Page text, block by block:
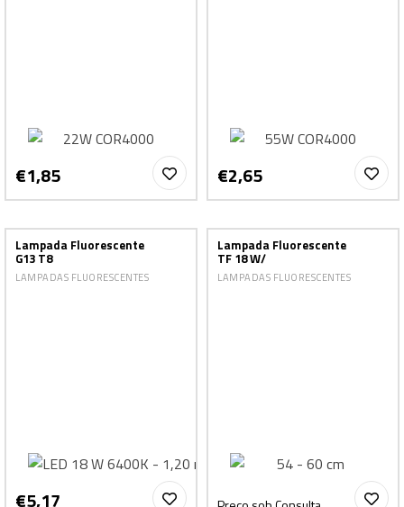
€1,85 €2,65
Lampada Fluorescente
G13 T8
LAMPADAS FLUORESCENTES
€5,17
Lampada Fluorescente
TF 18 W/
LAMPADAS FLUORESCENTES